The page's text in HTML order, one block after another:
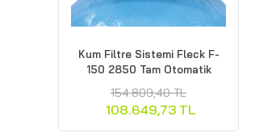
Kum Filtre Sistemi Fleck F-
150 2850 Tam Otomatik
154.809,40 TL
108.649,73 TL